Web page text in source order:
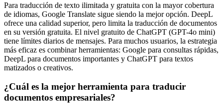
Para traducción de texto ilimitada y gratuita con la mayor cobertura
de idiomas, Google Translate sigue siendo la mejor opción. DeepL
ofrece una calidad superior, pero limita la traducción de documentos
en su versión gratuita. El nivel gratuito de ChatGPT (GPT-4o mini)
tiene límites diarios de mensajes. Para muchos usuarios, la estrategia
más eficaz es combinar herramientas: Google para consultas rápidas,
DeepL para documentos importantes y ChatGPT para textos
matizados o creativos.
¿Cuál es la mejor herramienta para traducir
documentos empresariales?